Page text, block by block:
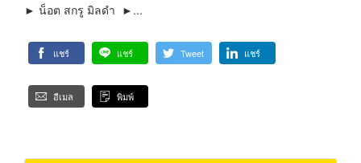
► น็อต สกรู มิลดำ ►...
แชร์ แชร์ Tweet แชร์
อีเมล พิมพ์